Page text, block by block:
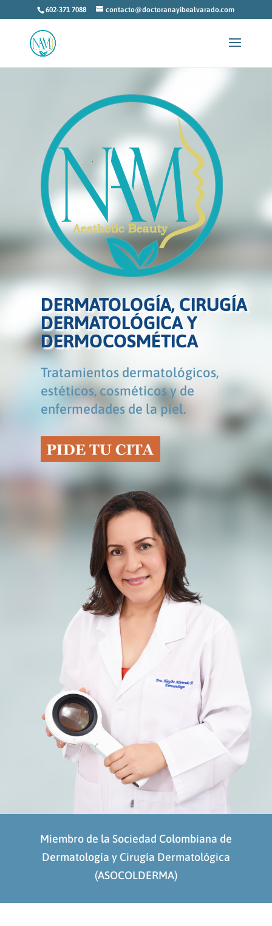
602-371 7088 contacto@doctoranayibealvarado.com
DERMATOLOGÍA, CIRUGÍA
DERMATOLÓGICA Y
DERMOCOSMÉTICA
Tratamientos dermatológicos,
estéticos, cosméticos y de
enfermedades de la piel.
Miembro de la Sociedad Colombiana de
Dermatología y Cirugía Dermatológica
(ASOCOLDERMA)